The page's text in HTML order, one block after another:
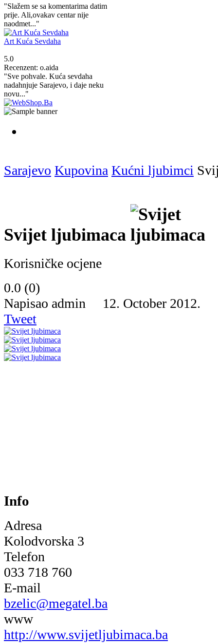
"Slažem se sa komentarima datim
prije. Ali,ovakav centar nije
naodmet..."
Art Kuća Sevdaha
5.0
Recenzent: o.aida
"Sve pohvale. Kuća sevdaha
nadahnjuje Sarajevo, i daje neku
novu..."
Sarajevo Kupovina Kućni ljubimci
Svijet ljubimaca
Korisničke ocjene
0.0 (0)
Napisao admin 12. October 2012.
Tweet
Info
Adresa
Kolodvorska 3
Telefon
033 718 760
E-mail
bzelic@megatel.ba
www
http://www.svijetljubimaca.ba